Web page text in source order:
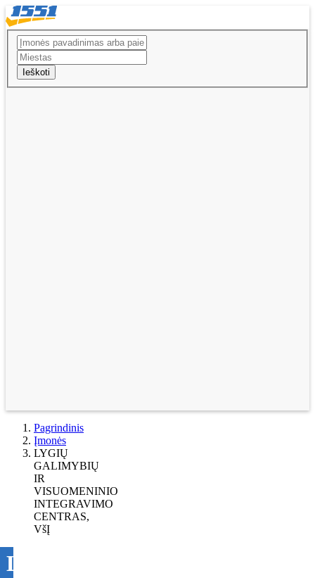
Ieškoti
Pagrindinis
Įmonės
LYGIŲ
GALIMYBIŲ
IR
VISUOMENINIO
INTEGRAVIMO
CENTRAS,
VšĮ
LYGIŲ